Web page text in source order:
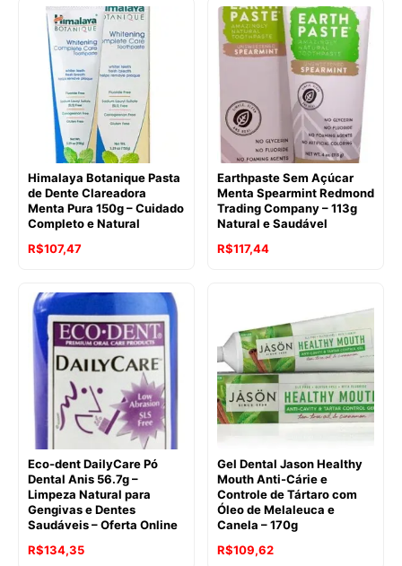
era:
R$142,07.
é:
R$119,44.
original
era:
R$146,84.
atual
R$135,24.
Himalaya Botanique Pasta
de Dente Clareadora
Menta Pura 150g – Cuidado
Completo e Natural
O
original
era:
R$135,24.
R$107,47O
atual
é:
R$107,47.
Earthpaste Sem Açúcar
Menta Spearmint Redmond
Trading Company – 113g
Natural e Saudável
O
R$145,01.
R$117,44O
R$117,44.
Eco-dent DailyCare Pó
Dental Anis 56.7g –
Limpeza Natural para
Gengivas e Dentes
Saudáveis – Oferta Online
O
R$134,35O
Gel Dental Jason Healthy
Mouth Anti-Cárie e
Controle de Tártaro com
Óleo de Melaleuca e
Canela – 170g
O
R$109,62O